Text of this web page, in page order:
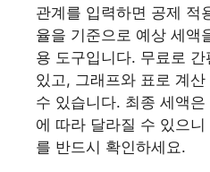
관계를 입력하면 공제 적
율을 기준으로 예상 세액
용 도구입니다. 무료로
있고, 그래프와 표로 계
수 있습니다. 최종 세액
에 따라 달라질 수 있으
를 반드시 확인하세요.